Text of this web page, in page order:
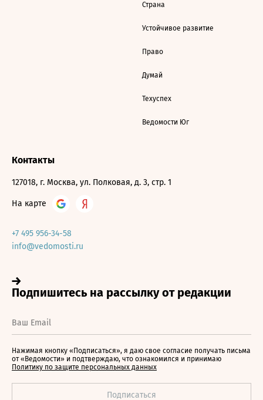
Страна
Устойчивое развитие
Право
Думай
Техуспех
Ведомости Юг
Контакты
127018, г. Москва, ул. Полковая, д. 3, стр. 1
На карте
+7 495 956-34-58
info@vedomosti.ru
Нажимая кнопку «Подписаться», я даю свое согласие получать письма
от «Ведомости» и подтверждаю, что ознакомился и принимаю
Политику по защите персональных данных